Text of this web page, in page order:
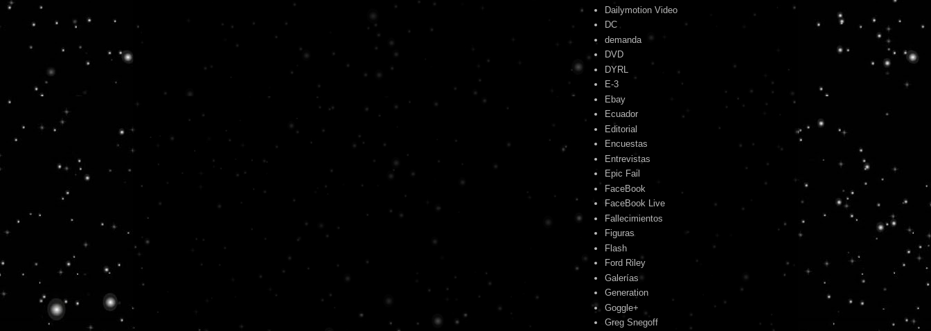
Dailymotion Video
DC
demanda
DVD
DYRL
E-3
Ebay
Ecuador
Editorial
Encuestas
Entrevistas
Epic Fail
FaceBook
FaceBook Live
Fallecimientos
Figuras
Flash
Ford Riley
Galerías
Generation
Goggle+
Greg Snegoff